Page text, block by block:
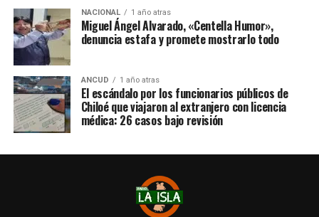
NACIONAL 1 año atras
Miguel Ángel Alvarado, «Centella Humor»,
denuncia estafa y promete mostrarlo todo
ANCUD 1 año atras
El escándalo por los funcionarios públicos de
Chiloé que viajaron al extranjero con licencia
médica: 26 casos bajo revisión